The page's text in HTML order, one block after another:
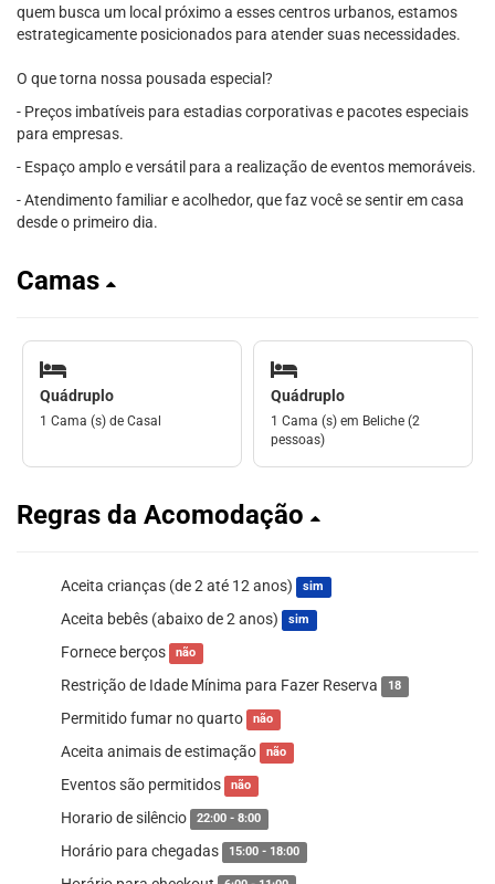
quem busca um local próximo a esses centros urbanos, estamos
estrategicamente posicionados para atender suas necessidades.
O que torna nossa pousada especial?
- Preços imbatíveis para estadias corporativas e pacotes especiais
para empresas.
- Espaço amplo e versátil para a realização de eventos memoráveis.
- Atendimento familiar e acolhedor, que faz você se sentir em casa
desde o primeiro dia.
Camas
Quádruplo
1 Cama (s) de Casal
Quádruplo
1 Cama (s) em Beliche (2
pessoas)
Regras da Acomodação
Aceita crianças (de 2 até 12 anos) sim
Aceita bebês (abaixo de 2 anos) sim
Fornece berços não
Restrição de Idade Mínima para Fazer Reserva 18
Permitido fumar no quarto não
Aceita animais de estimação não
Eventos são permitidos não
Horario de silêncio 22:00 - 8:00
Horário para chegadas 15:00 - 18:00